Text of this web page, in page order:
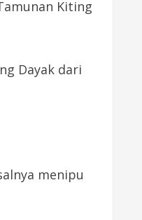
Kiting
Dayak dari
menipu